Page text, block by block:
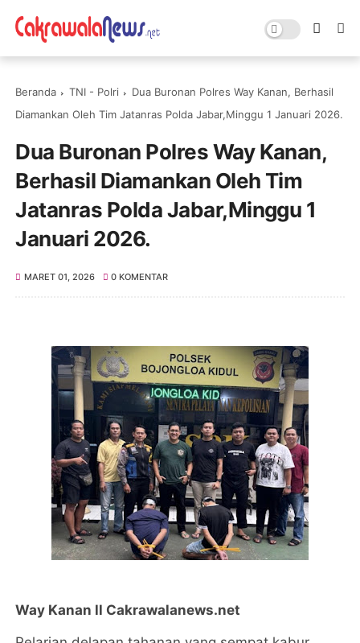
Beranda TNI - Polri
Dua Buronan Polres Way Kanan, Berhasil
Diamankan Oleh Tim Jatanras Polda Jabar,Minggu 1 Januari 2026.
Dua Buronan Polres Way Kanan,
Berhasil Diamankan Oleh Tim
Jatanras Polda Jabar,Minggu 1
Januari 2026.
MARET 01, 2026 0 KOMENTAR
Way Kanan ll Cakrawalanews.net